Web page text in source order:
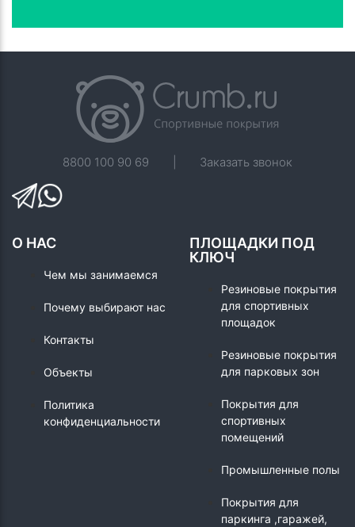
8800 100 90 69 Заказать звонок
О НАС
Чем мы занимаемся
Почему выбирают нас
Контакты
Объекты
Политика
конфиденциальности
ПЛОЩАДКИ ПОД
КЛЮЧ
Резиновые покрытия
для спортивных
площадок
Резиновые покрытия
для парковых зон
Покрытия для
спортивных
помещений
Промышленные полы
Покрытия для
паркинга ,гаражей,